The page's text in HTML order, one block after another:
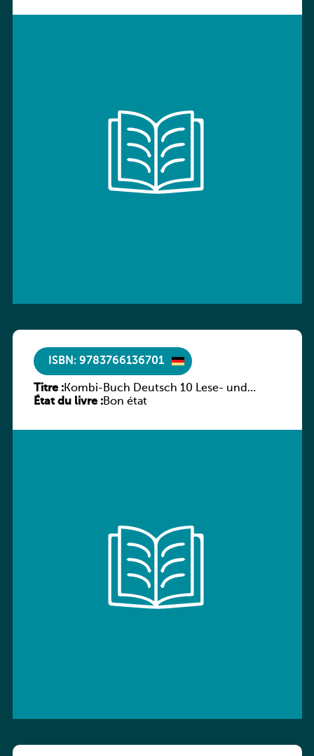
ISBN: 9783766136701
Titre :Kombi-Buch Deutsch 10 Lese- und
Sprachbuch
État du livre :Bon état